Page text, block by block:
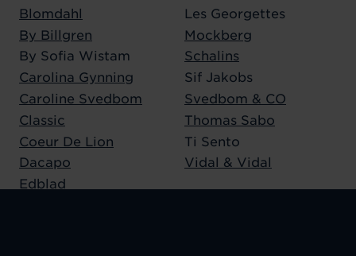
Blomdahl
By Billgren
By Sofia Wistam
Carolina Gynning
Caroline Svedbom
Classic
Coeur De Lion
Dacapo
Edblad
Les Georgettes
Mockberg
Schalins
Sif Jakobs
Svedbom & CO
Thomas Sabo
Ti Sento
Vidal & Vidal